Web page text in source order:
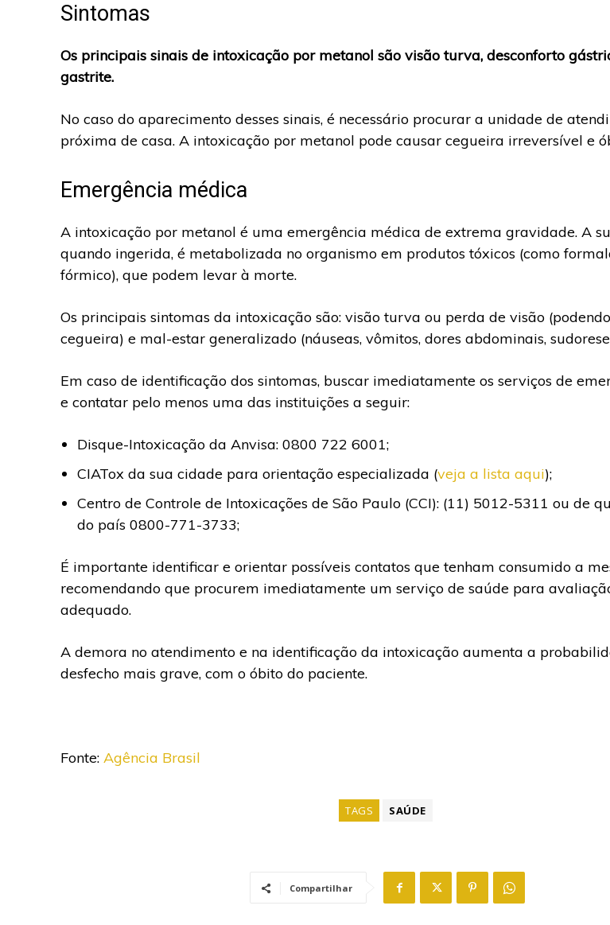
Sintomas
Os principais sinais de intoxicação por metanol são visão turva, desconforto
gastrite.
No caso do aparecimento desses sinais, é necessário procurar a unidade de
próxima de casa. A intoxicação por metanol pode causar cegueira irreversível e
Emergência médica
A intoxicação por metanol é uma emergência médica de extrema gravidade. A
quando ingerida, é metabolizada no organismo em produtos tóxicos (como
fórmico), que podem levar à morte.
Os principais sintomas da intoxicação são: visão turva ou perda de visão
cegueira) e mal-estar generalizado (náuseas, vômitos, dores abdominais,
Em caso de identificação dos sintomas, buscar imediatamente os serviços de
e contatar pelo menos uma das instituições a seguir:
Disque-Intoxicação da Anvisa: 0800 722 6001;
CIATox da sua cidade para orientação especializada (veja a lista aqui);
Centro de Controle de Intoxicações de São Paulo (CCI): (11) 5012-5311 ou de
do país 0800-771-3733;
É importante identificar e orientar possíveis contatos que tenham consumido a
recomendando que procurem imediatamente um serviço de saúde para
adequado.
A demora no atendimento e na identificação da intoxicação aumenta a
desfecho mais grave, com o óbito do paciente.
Fonte: Agência Brasil
TAGS SAÚDE
Compartilhar